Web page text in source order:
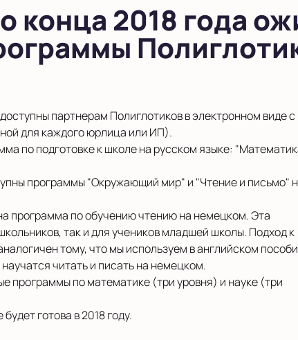
конца 2018 года
партнерам Полиглотиков в электронном виде с
для каждого юрлица или ИП).
по подготовке к школе на русском языке:
программы "Окружающий мир" и "Чтение и письмо"
программа по обучению чтению на немецком. Эта
так и для учеников младшей школы. Подход к
тому, что мы используем в английском
читать и писать на немецком.
программы по математике (три уровня) и науке (три
готова в 2018 году.